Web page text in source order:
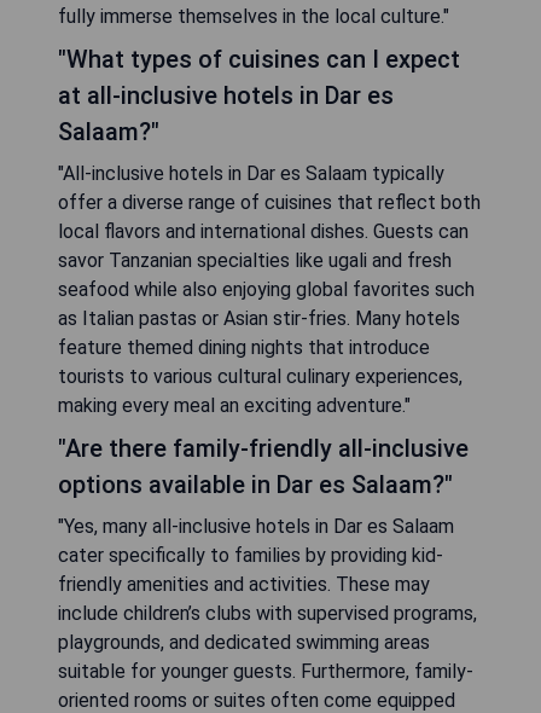
fully immerse themselves in the local culture."
"What types of cuisines can I expect
at all-inclusive hotels in Dar es
Salaam?"
"All-inclusive hotels in Dar es Salaam typically
offer a diverse range of cuisines that reflect both
local flavors and international dishes. Guests can
savor Tanzanian specialties like ugali and fresh
seafood while also enjoying global favorites such
as Italian pastas or Asian stir-fries. Many hotels
feature themed dining nights that introduce
tourists to various cultural culinary experiences,
making every meal an exciting adventure."
"Are there family-friendly all-inclusive
options available in Dar es Salaam?"
"Yes, many all-inclusive hotels in Dar es Salaam
cater specifically to families by providing kid-
friendly amenities and activities. These may
include children’s clubs with supervised programs,
playgrounds, and dedicated swimming areas
suitable for younger guests. Furthermore, family-
oriented rooms or suites often come equipped